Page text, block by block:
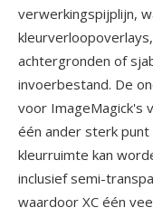
verwerkingspijplijn,
achtergronden of
invoerbestand. De
voor ImageMagick's
één ander sterk
kleurruimte kan
inclusief semi-
waardoor XC één